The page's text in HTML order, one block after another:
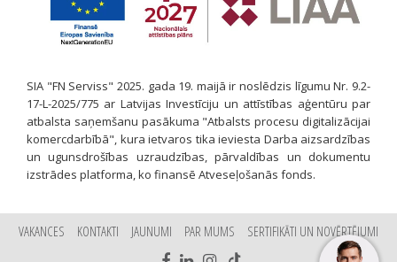
SIA "FN Serviss" 2025. gada 19. maijā ir noslēdzis līgumu Nr. 9.2-
17-L-2025/775 ar Latvijas Investīciju un attīstības aģentūru par
atbalsta saņemšanu pasākuma "Atbalsts procesu digitalizācijai
komercdarbībā", kura ietvaros tika ieviesta Darba aizsardzības
un ugunsdrošības uzraudzības, pārvaldības un dokumentu
izstrādes platforma, ko finansē Atveseļošanās fonds.
VAKANCES KONTAKTI JAUNUMI PAR MUMS SERTIFIKĀTI UN NOVĒRTĒJUMI